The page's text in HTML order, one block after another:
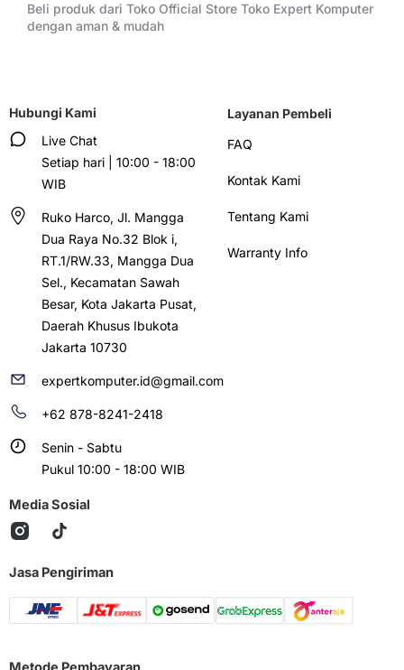
Beli produk dari Toko Official Store Toko Expert Komputer
dengan aman & mudah
Hubungi Kami
Live Chat
Setiap hari | 10:00 - 18:00
WIB
Ruko Harco, Jl. Mangga
Dua Raya No.32 Blok i,
RT.1/RW.33, Mangga Dua
Sel., Kecamatan Sawah
Besar, Kota Jakarta Pusat,
Daerah Khusus Ibukota
Jakarta 10730
expertkomputer.id@gmail.com
+62 878-8241-2418
Senin - Sabtu
Pukul 10:00 - 18:00 WIB
Layanan Pembeli
FAQ
Kontak Kami
Tentang Kami
Warranty Info
Media Sosial
Jasa Pengiriman